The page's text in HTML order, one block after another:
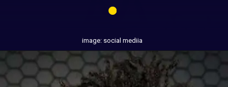
image: social mediia